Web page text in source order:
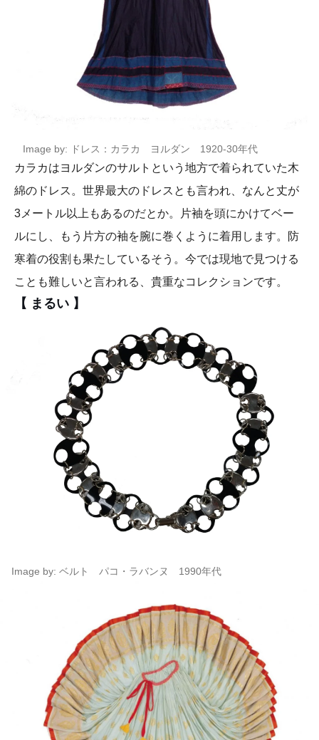
Image by: ドレス：カラカ ヨルダン 1920-30年代
カラカはヨルダンのサルトという地方で着られていた木
綿のドレス。世界最大のドレスとも言われ、なんと丈が
3メートル以上もあるのだとか。片袖を頭にかけてベー
ルにし、もう片方の袖を腕に巻くように着用します。防
寒着の役割も果たしているそう。今では現地で見つける
ことも難しいと言われる、貴重なコレクションです。
【 まるい 】
Image by: ベルト パコ・ラバンヌ 1990年代